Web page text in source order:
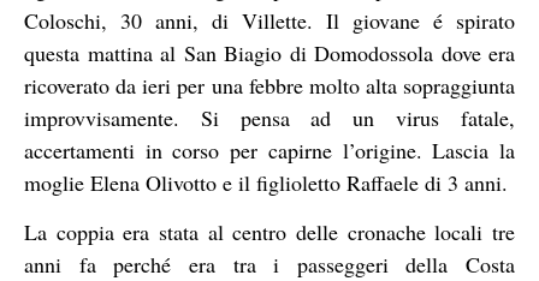
Coloschi, 30 anni, di Villette. Il giovane é spirato
questa mattina al San Biagio di Domodossola dove era
ricoverato da ieri per una febbre molto alta sopraggiunta
improvvisamente. Si pensa ad un virus fatale,
accertamenti in corso per capirne l’origine. Lascia la
moglie Elena Olivotto e il figlioletto Raffaele di 3 anni.
La coppia era stata al centro delle cronache locali tre
anni fa perché era tra i passeggeri della Costa